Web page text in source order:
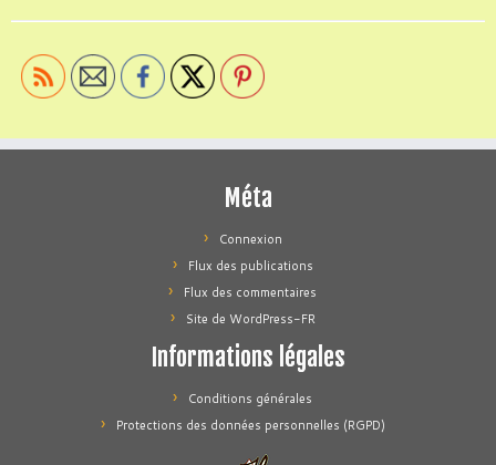
Méta
Connexion
Flux des publications
Flux des commentaires
Site de WordPress-FR
Informations légales
Conditions générales
Protections des données personnelles (RGPD)